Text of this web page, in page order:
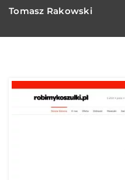
Tomasz Rakowski